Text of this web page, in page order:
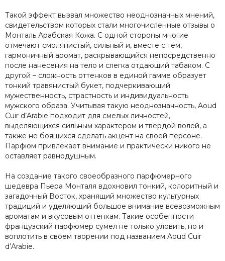
Такой эффект вызвал множество неоднозначных мнений,
свидетельством которых стали многочисленные отзывы о
Монталь Арабская Кожа. С одной стороны многие
отмечают смолянистый, сильный и, вместе с тем,
гармоничный аромат, раскрывающийся непосредственно
после нанесения на тело и слегка отдающий табаком. С
другой – сложность оттенков в единой гамме образует
тонкий травянистый букет, подчеркивающий
мужественность, страстность и индивидуальность
мужского образа. Учитывая такую неоднозначность, Aoud
Cuir d’Arabie подходит для смелых личностей,
выделяющихся сильным характером и твердой волей, а
также не боящихся сделать акцент на своей персоне.
Парфюм привлекает внимание и практически никого не
оставляет равнодушным.
На создание такого своеобразного парфюмерного
шедевра Пьера Монталя вдохновил тонкий, колоритный и
загадочный Восток, хранящий множество культурных
традиций и уделяющий большое внимание всевозможным
ароматам и вкусовым оттенкам. Такие особенности
французский парфюмер сумел не только уловить, но и
воплотить в своем творении под названием Aoud Cuir
d’Arabie.